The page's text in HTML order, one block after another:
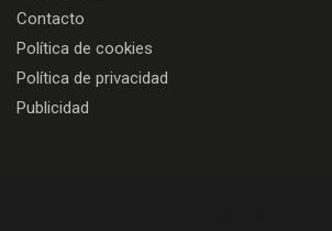
Contacto
Política de cookies
Política de privacidad
Publicidad